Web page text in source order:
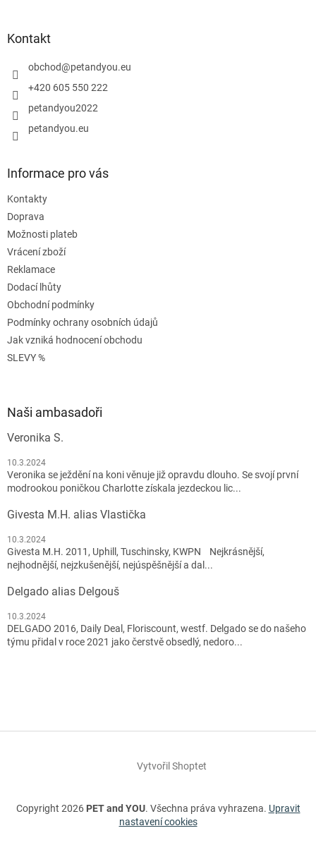
Kontakt
obchod@petandyou.eu
+420 605 550 222
petandyou2022
petandyou.eu
Informace pro vás
Kontakty
Doprava
Možnosti plateb
Vrácení zboží
Reklamace
Dodací lhůty
Obchodní podmínky
Podmínky ochrany osobních údajů
Jak vzniká hodnocení obchodu
SLEVY %
Naši ambasadoři
Veronika S.
10.3.2024
Veronika se ježdění na koni věnuje již opravdu dlouho. Se svojí první
modrookou poničkou Charlotte získala jezdeckou lic...
Givesta M.H. alias Vlastička
10.3.2024
Givesta M.H. 2011, Uphill, Tuschinsky, KWPN Nejkrásnější,
nejhodnější, nejzkušenější, nejúspěšnější a dal...
Delgado alias Delgouš
10.3.2024
DELGADO 2016, Daily Deal, Floriscount, westf. Delgado se do našeho
týmu přidal v roce 2021 jako čerstvě obsedlý, nedoro...
Vytvořil Shoptet
Copyright 2026 PET and YOU. Všechna práva vyhrazena. Upravit
nastavení cookies